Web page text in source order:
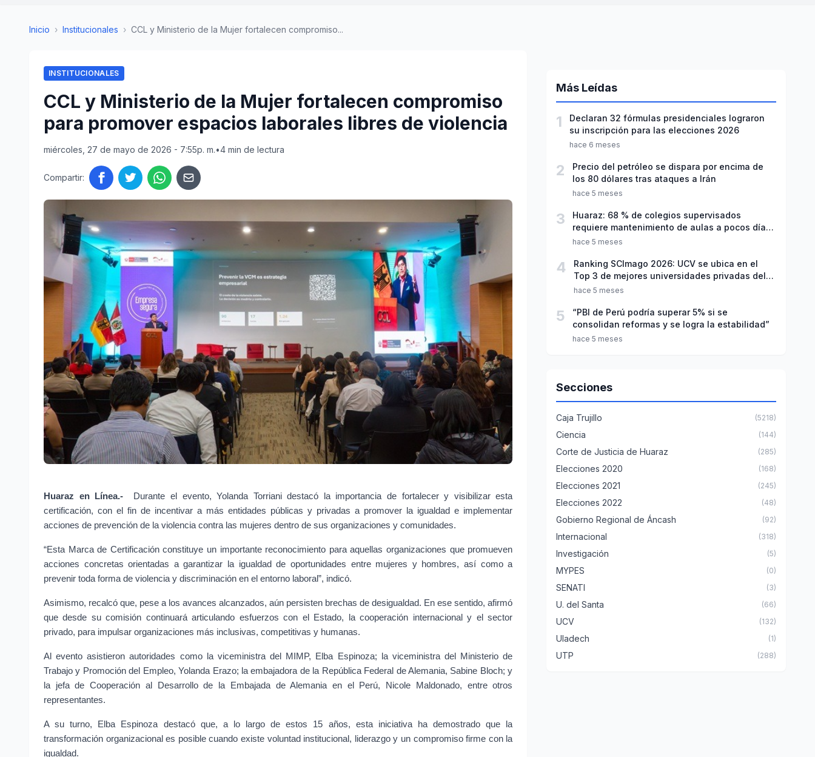
Inicio › Institucionales › CCL y Ministerio de la Mujer fortalecen compromiso...
INSTITUCIONALES
CCL y Ministerio de la Mujer fortalecen compromiso
para promover espacios laborales libres de violencia
miércoles, 27 de mayo de 2026 - 7:55p. m.•4 min de lectura
Compartir:
Huaraz en Línea.-
Durante el evento, Yolanda Torriani destacó la importancia de fortalecer y visibilizar esta
certificación, con el fin de incentivar a más entidades públicas y privadas a promover la igualdad e implementar
acciones de prevención de la violencia contra las mujeres dentro de sus organizaciones y comunidades.
“Esta Marca de Certificación constituye un importante reconocimiento para aquellas organizaciones que promueven
acciones concretas orientadas a garantizar la igualdad de oportunidades entre mujeres y hombres, así como a
prevenir toda forma de violencia y discriminación en el entorno laboral”, indicó.
Asimismo, recalcó que, pese a los avances alcanzados, aún persisten brechas de desigualdad. En ese sentido, afirmó
que desde su comisión continuará articulando esfuerzos con el Estado, la cooperación internacional y el sector
privado, para impulsar organizaciones más inclusivas, competitivas y humanas.
Al evento asistieron autoridades como la viceministra del MIMP, Elba Espinoza; la viceministra del Ministerio de
Trabajo y Promoción del Empleo, Yolanda Erazo; la embajadora de la República Federal de Alemania, Sabine Bloch; y
la jefa de Cooperación al Desarrollo de la Embajada de Alemania en el Perú, Nicole Maldonado, entre otros
representantes.
A su turno, Elba Espinoza destacó que, a lo largo de estos 15 años, esta iniciativa ha demostrado que la
transformación organizacional es posible cuando existe voluntad institucional, liderazgo y un compromiso firme con la
igualdad.
Más Leídas
1
Declaran 32 fórmulas presidenciales lograron
su inscripción para las elecciones 2026
hace 6 meses
2
Precio del petróleo se dispara por encima de
los 80 dólares tras ataques a Irán
hace 5 meses
3
Huaraz: 68 % de colegios supervisados
requiere mantenimiento de aulas a pocos días
de inicio del año escolar 2026
hace 5 meses
4
Ranking SCImago 2026: UCV se ubica en el
Top 3 de mejores universidades privadas del
Perú
hace 5 meses
5
“PBI de Perú podría superar 5% si se
consolidan reformas y se logra la estabilidad”
hace 5 meses
Secciones
Caja Trujillo (5218)
Ciencia (144)
Corte de Justicia de Huaraz (285)
Elecciones 2020 (168)
Elecciones 2021 (245)
Elecciones 2022 (48)
Gobierno Regional de Áncash (92)
Internacional (318)
Investigación (5)
MYPES (0)
SENATI (3)
U. del Santa (66)
UCV (132)
Uladech (1)
UTP (288)